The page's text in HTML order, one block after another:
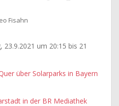
Fisahn
um 20:15 bis 21
über Solarparks in Bayern
in der BR Mediathek